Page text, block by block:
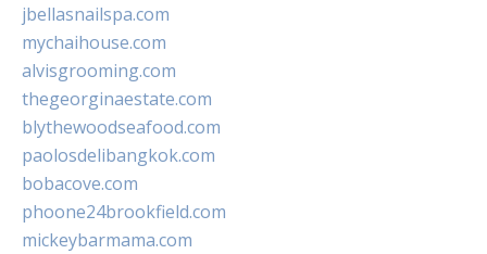
jbellasnailspa.com
mychaihouse.com
alvisgrooming.com
thegeorginaestate.com
blythewoodseafood.com
paolosdelibangkok.com
bobacove.com
phoone24brookfield.com
mickeybarmama.com